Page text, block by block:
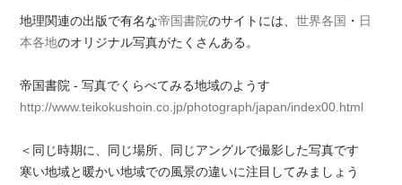
地理関連の出版で有名な帝国書院のサイトには、世界各国 ・ 日
本各地のオリジナル写真がたくさんある。
帝国書院 - 写真でくらべてみる地域のようす
http://www.teikokushoin.co.jp/photograph/japan/index00.html
＜同じ時期に、同じ場所、同じアングルで撮影した写真です
寒い地域と暖かい地域での風景の違いに注目してみましょう